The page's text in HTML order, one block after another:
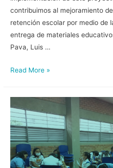
contribuimos al mejoramiento
retención escolar por medio de
entrega de materiales
Pava, Luis …
Read More »